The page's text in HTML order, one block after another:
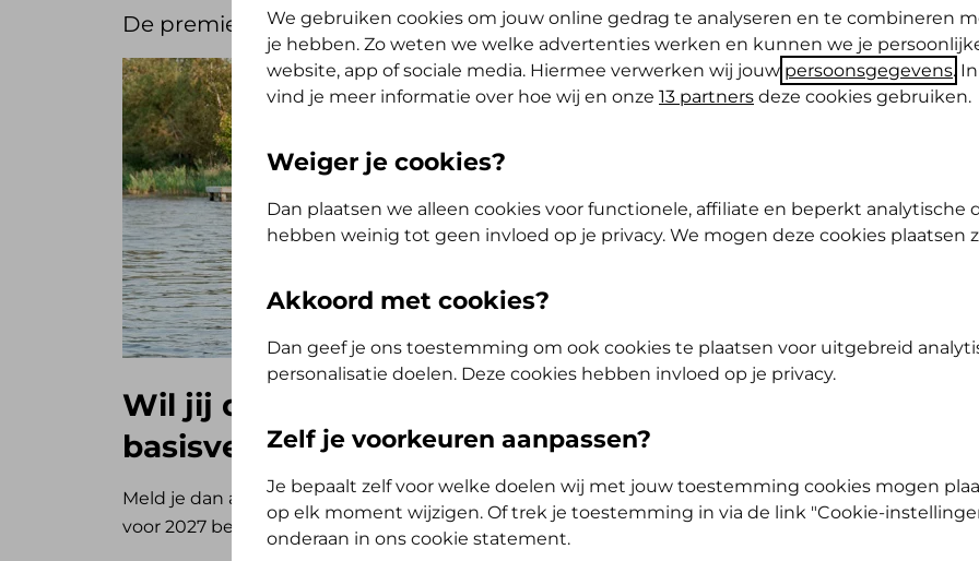
De premie voor de zorgverzekering 2027 is nog niet bekend.
Wil jij de zorgpremie 2027 voor de
basisverzekeringen van De Friesland weten?
Meld je dan aan voor onze premie alert. Je krijgt van ons een e-mail zodra alle zorgpremies
voor 2027 bekend zijn.
We gebruiken cookies om jouw online gedrag te analyseren en te combineren
je hebben. Zo weten we welke advertenties werken en kunnen we je
website, app of sociale media. Hiermee verwerken wij jouw persoonsgegevens.
vind je meer informatie over hoe wij en onze 13 partners deze cookies gebruiken.
Weiger je cookies?
Dan plaatsen we alleen cookies voor functionele, affiliate en beperkt analytische
hebben weinig tot geen invloed op je privacy. We mogen deze cookies plaatsen
Akkoord met cookies?
Dan geef je ons toestemming om ook cookies te plaatsen voor uitgebreid
personalisatie doelen. Deze cookies hebben invloed op je privacy.
Zelf je voorkeuren aanpassen?
Je bepaalt zelf voor welke doelen wij met jouw toestemming cookies mogen
op elk moment wijzigen. Of trek je toestemming in via de link "Cookie-
onderaan in ons cookie statement.